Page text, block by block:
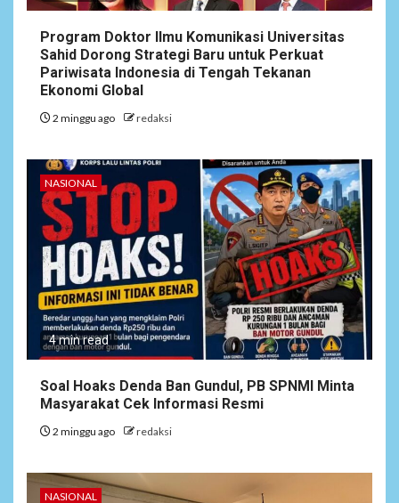
Program Doktor Ilmu Komunikasi Universitas
Sahid Dorong Strategi Baru untuk Perkuat
Pariwisata Indonesia di Tengah Tekanan
Ekonomi Global
2 minggu ago redaksi
NASIONAL
4 min read
Soal Hoaks Denda Ban Gundul, PB SPNMI Minta
Masyarakat Cek Informasi Resmi
2 minggu ago redaksi
NASIONAL
6 NEWS
Fiktif, KPK Diminta
Tongkrongi Pemprov